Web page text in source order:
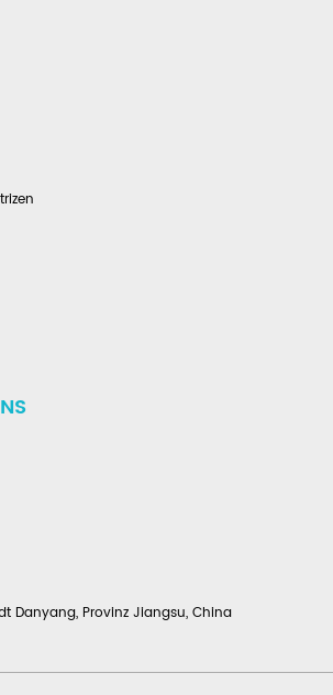
Danyang, Provinz Jiangsu, China